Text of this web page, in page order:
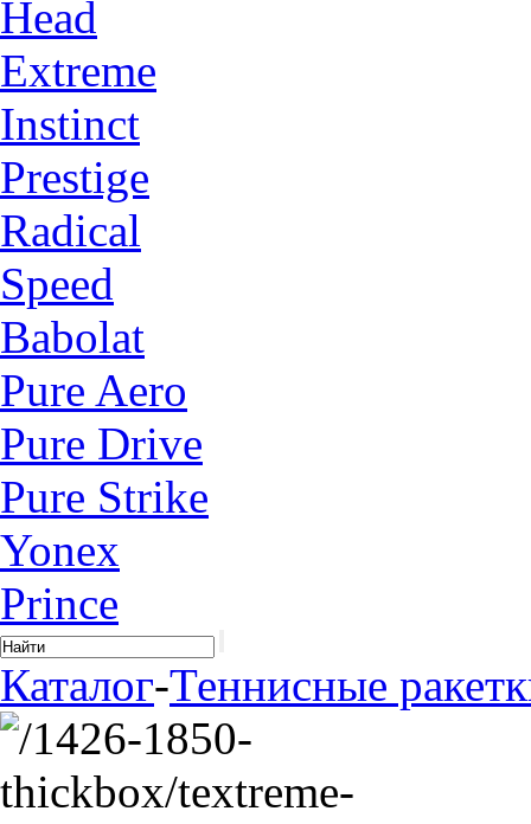
Head
Extreme
Instinct
Prestige
Radical
Speed
Babolat
Pure Aero
Pure Drive
Pure Strike
Yonex
Prince
Каталог-Теннисные